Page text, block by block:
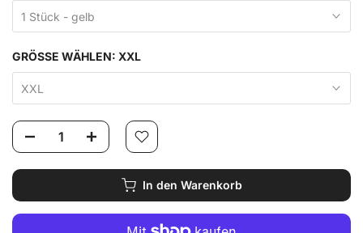
1 Stück - gelb
GRÖSSE WÄHLEN: XXL
XXL
In den Warenkorb